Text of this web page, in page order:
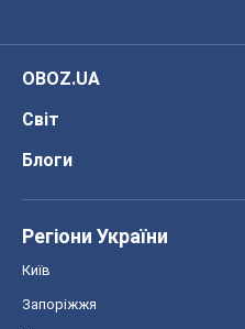
OBOZ.UA
Світ
Блоги
Регіони України
Київ
Запоріжжя